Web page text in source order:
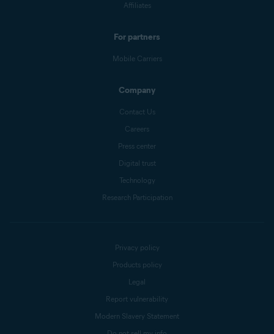
Affiliates
For partners
Mobile Carriers
Company
Contact Us
Careers
Press center
Digital trust
Technology
Research Participation
Privacy policy
Products policy
Legal
Report vulnerability
Modern Slavery Statement